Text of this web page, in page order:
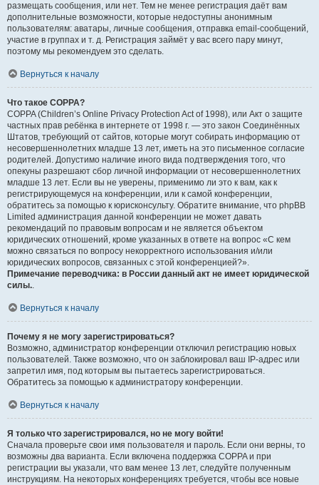
размещать сообщения, или нет. Тем не менее регистрация даёт вам
дополнительные возможности, которые недоступны анонимным
пользователям: аватары, личные сообщения, отправка email-сообщений,
участие в группах и т. д. Регистрация займёт у вас всего пару минут,
поэтому мы рекомендуем это сделать.
Вернуться к началу
Что такое COPPA?
COPPA (Children’s Online Privacy Protection Act of 1998), или Акт о защите
частных прав ребёнка в интернете от 1998 г. — это закон Соединённых
Штатов, требующий от сайтов, которые могут собирать информацию от
несовершеннолетних младше 13 лет, иметь на это письменное согласие
родителей. Допустимо наличие иного вида подтверждения того, что
опекуны разрешают сбор личной информации от несовершеннолетних
младше 13 лет. Если вы не уверены, применимо ли это к вам, как к
регистрирующемуся на конференции, или к самой конференции,
обратитесь за помощью к юрисконсульту. Обратите внимание, что phpBB
Limited администрация данной конференции не может давать
рекомендаций по правовым вопросам и не является объектом
юридических отношений, кроме указанных в ответе на вопрос «С кем
можно связаться по вопросу некорректного использования и/или
юридических вопросов, связанных с этой конференцией?».
Примечание переводчика: в России данный акт не имеет юридической
силы..
Вернуться к началу
Почему я не могу зарегистрироваться?
Возможно, администратор конференции отключил регистрацию новых
пользователей. Также возможно, что он заблокировал ваш IP-адрес или
запретил имя, под которым вы пытаетесь зарегистрироваться.
Обратитесь за помощью к администратору конференции.
Вернуться к началу
Я только что зарегистрировался, но не могу войти!
Сначала проверьте свои имя пользователя и пароль. Если они верны, то
возможны два варианта. Если включена поддержка COPPA и при
регистрации вы указали, что вам менее 13 лет, следуйте полученным
инструкциям. На некоторых конференциях требуется, чтобы все новые